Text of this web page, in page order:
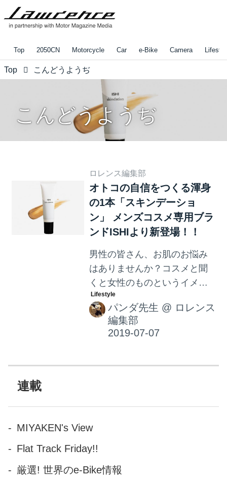
Top 2050CN Motorcycle Car e-Bike Camera
Top こんどうようぢ
こんどうようぢ
ロレンス編集部
オトコの自信をつくる渾身
の1本「スキンデーショ
ン」 メンズコスメ専用ブラ
ンドISHIより新登場！！
男性の皆さん、お肌のお悩み
はありませんか？コスメと聞
くと女性のものというイメー
ジがありますが、男性だって
肌は綺麗でいたいものです。
そんな方へメンズコスメ専用
ブランドISHIから新登場した1
ンデーションをご紹介しま
パンダ先生 @ ロレンス
編集部
連載
MIYAKEN's View
Flat Track Friday!!
厳選! 世界のe-Bike情報